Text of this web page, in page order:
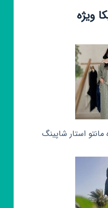
ویژه
استار شاپینگ